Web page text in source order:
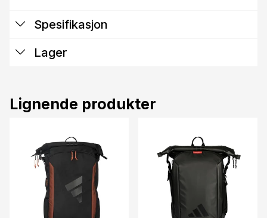
Spesifikasjon
Lager
Lignende produkter